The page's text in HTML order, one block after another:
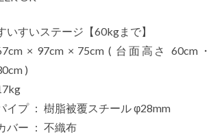
いすいステージ【60kgまで】
× 97cm × 75cm ( 台面高さ 60cm・
)
イプ ： 樹脂被覆スチール φ28mm
バー ： 不織布